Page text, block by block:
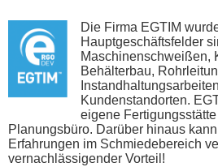
Die Firma EGTIM
Hauptgeschäftsfelder
Maschinenschweißen,
Behälterbau,
Kundenstandorten.
eigene
Planungsbüro. Darüber hinaus
Erfahrungen im Schmiedebereich
vernachlässigender Vorteil!